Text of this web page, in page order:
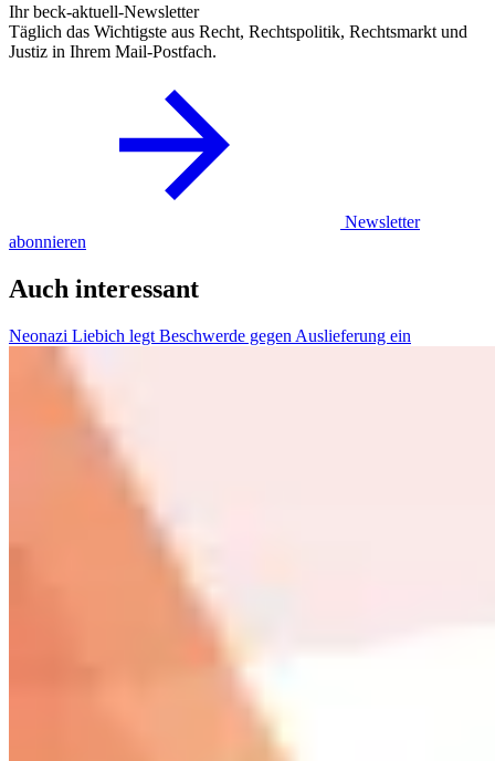
Ihr beck-aktuell-Newsletter
Täglich das Wichtigste aus Recht, Rechtspolitik, Rechtsmarkt und
Justiz in Ihrem Mail-Postfach.
Newsletter
abonnieren
Auch interessant
Neonazi Liebich legt Beschwerde gegen Auslieferung ein